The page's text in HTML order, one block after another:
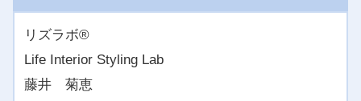
リズラボ®️
Life Interior Styling Lab
藤井 菊恵